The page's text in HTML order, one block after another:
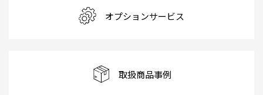
オプションサービス
取扱商品事例